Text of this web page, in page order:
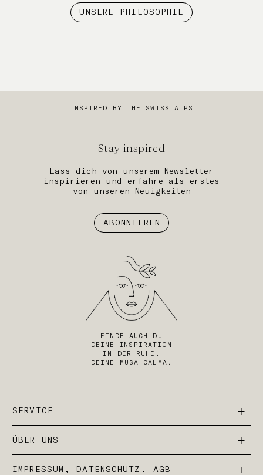
UNSERE PHILOSOPHIE
INSPIRED BY THE SWISS ALPS
Stay inspired
Lass dich von unserem Newsletter
inspirieren und erfahre als erstes
von unseren Neuigkeiten
ABONNIEREN
FINDE AUCH DU
DEINE INSPIRATION
IN DER RUHE.
DEINE MUSA CALMA.
SERVICE
ÜBER UNS
IMPRESSUM, DATENSCHUTZ, AGB